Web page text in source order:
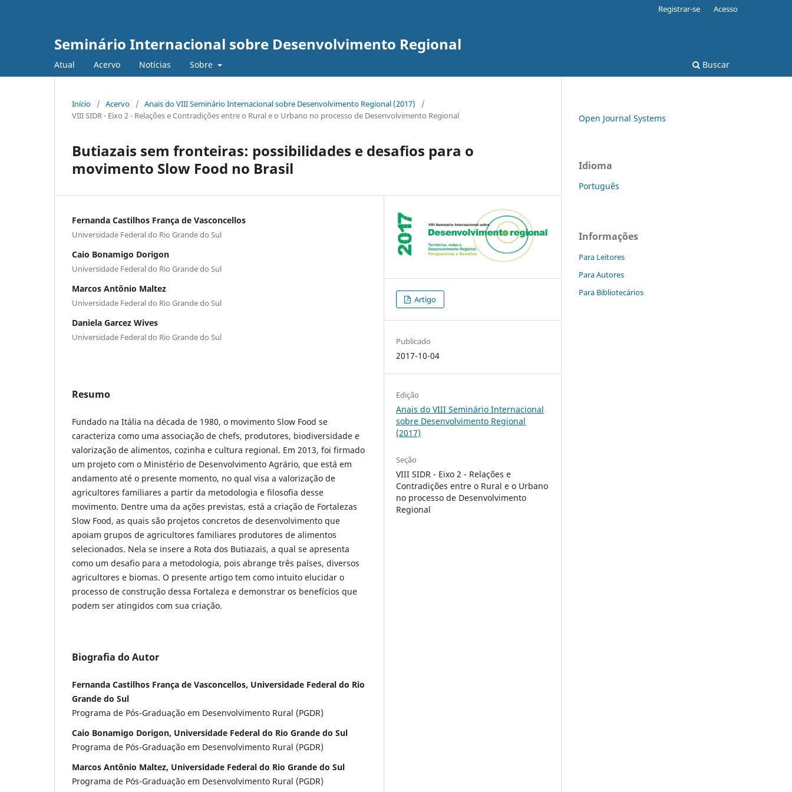
Seminário Internacional sobre Desenvolvimento Regional
Atual Acervo Notícias Sobre Buscar
Registrar-se Acesso
Início / Acervo / Anais do VIII Seminário Internacional sobre Desenvolvimento Regional (2017)
/
VIII SIDR - Eixo 2 - Relações e Contradições entre o Rural e o Urbano no processo de Desenvolvimento Regional
Butiazais sem fronteiras: possibilidades e desafios para o
movimento Slow Food no Brasil
Fernanda Castilhos França de Vasconcellos
Universidade Federal do Rio Grande do Sul
Caio Bonamigo Dorigon
Universidade Federal do Rio Grande do Sul
Marcos Antônio Maltez
Universidade Federal do Rio Grande do Sul
Daniela Garcez Wives
Universidade Federal do Rio Grande do Sul
Resumo
Fundado na Itália na década de 1980, o movimento Slow Food se
caracteriza como uma associação de chefs, produtores, biodiversidade e
valorização de alimentos, cozinha e cultura regional. Em 2013, foi firmado
um projeto com o Ministério de Desenvolvimento Agrário, que está em
andamento até o presente momento, no qual visa a valorização de
agricultores familiares a partir da metodologia e filosofia desse
movimento. Dentre uma da ações previstas, está a criação de Fortalezas
Slow Food, as quais são projetos concretos de desenvolvimento que
apoiam grupos de agricultores familiares produtores de alimentos
selecionados. Nela se insere a Rota dos Butiazais, a qual se apresenta
como um desafio para a metodologia, pois abrange três países, diversos
agricultores e biomas. O presente artigo tem como intuito elucidar o
processo de construção dessa Fortaleza e demonstrar os benefícios que
podem ser atingidos com sua criação.
Biografia do Autor
Fernanda Castilhos França de Vasconcellos, Universidade Federal do Rio
Grande do Sul
Programa de Pós-Graduação em Desenvolvimento Rural (PGDR)
Caio Bonamigo Dorigon, Universidade Federal do Rio Grande do Sul
Programa de Pós-Graduação em Desenvolvimento Rural (PGDR)
Marcos Antônio Maltez, Universidade Federal do Rio Grande do Sul
Programa de Pós-Graduação em Desenvolvimento Rural (PGDR)
Artigo
Publicado
2017-10-04
Edição
Anais do VIII Seminário Internacional
sobre Desenvolvimento Regional
(2017)
Seção
VIII SIDR - Eixo 2 - Relações e
Contradições entre o Rural e o Urbano
no processo de Desenvolvimento
Regional
Open Journal Systems
Idioma
Português
Informações
Para Leitores
Para Autores
Para Bibliotecários